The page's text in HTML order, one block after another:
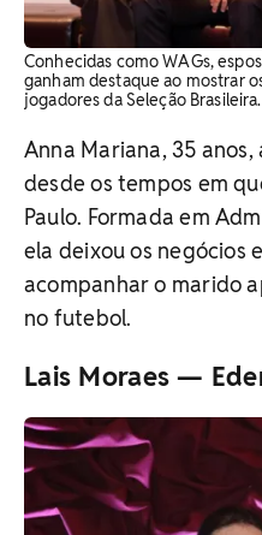
Conhecidas como WAGs,
ganham destaque ao mostrar
jogadores da Seleção
Anna Mariana, 35
desde os tempos em
Paulo. Formada em
ela deixou os negócios
acompanhar o marido
no futebol.
Lais Moraes —